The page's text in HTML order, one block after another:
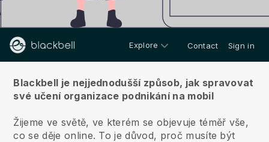
Explore Contact Sign in
Blackbell je nejjednodušší způsob, jak spravovat
své učení organizace podnikání na mobil
Žijeme ve světě, ve kterém se objevuje téměř vše,
co se děje online. To je důvod, proč musíte být